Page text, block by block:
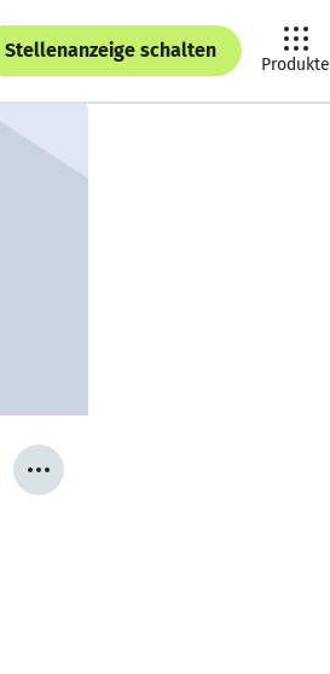
Stellenanzeige schalten
Produkte